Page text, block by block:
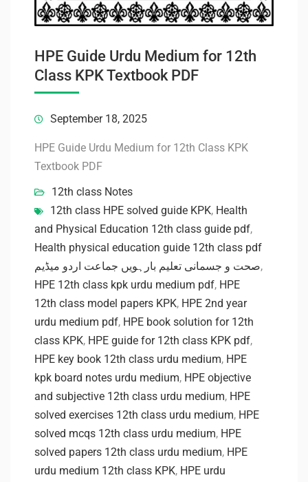
HPE Guide Urdu Medium for 12th
Class KPK Textbook PDF
September 18, 2025
HPE Guide Urdu Medium for 12th Class KPK
Textbook PDF
12th class Notes
12th class HPE solved guide KPK, Health
and Physical Education 12th class guide pdf,
Health physical education guide 12th class pdf
صحت و جسمانی تعلیم بارہویں جماعت اردو میڈیم,
HPE 12th class kpk urdu medium pdf, HPE
12th class model papers KPK, HPE 2nd year
urdu medium pdf, HPE book solution for 12th
class KPK, HPE guide for 12th class KPK pdf,
HPE key book 12th class urdu medium, HPE
kpk board notes urdu medium, HPE objective
and subjective 12th class urdu medium, HPE
solved exercises 12th class urdu medium, HPE
solved mcqs 12th class urdu medium, HPE
solved papers 12th class urdu medium, HPE
urdu medium 12th class KPK, HPE urdu